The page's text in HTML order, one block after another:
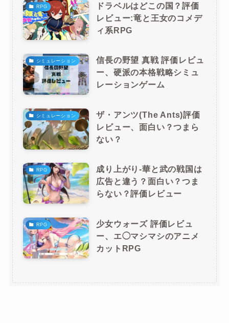
RPG
ドラベルはどこの国？評価
レビュー:竜と王女のコメデ
ィ系RPG
シミュレーション
信長の野望 真戦 評価レビュ
ー、硬派の本格戦略シミュ
レーションゲーム
シミュレーション
ザ・アンツ(The Ants)評価
レビュー、面白い？つまら
ない？
RPG
成り上がり-華と武の戦国は
広告と違う？面白い？つま
らない？評価レビュー
RPG
少女ウォーズ 評価レビュ
ー、エ◯マシマシのアニメ
カットRPG